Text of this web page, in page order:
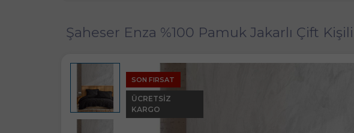
Şaheser Enza %100 Pamuk Jakarlı Çift
SON FIRSAT
ÜCRETSIZ
KARGO